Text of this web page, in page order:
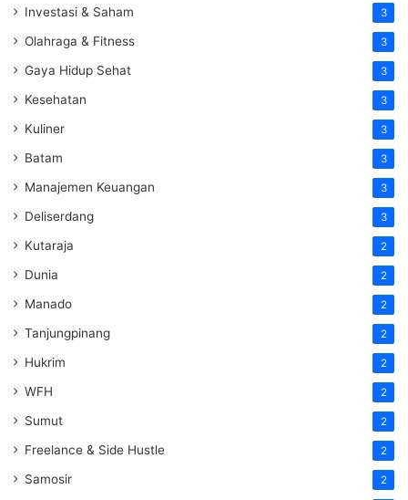
Investasi & Saham 3
Olahraga & Fitness 3
Gaya Hidup Sehat 3
Kesehatan 3
Kuliner 3
Batam 3
Manajemen Keuangan 3
Deliserdang 3
Kutaraja 2
Dunia 2
Manado 2
Tanjungpinang 2
Hukrim 2
WFH 2
Sumut 2
Freelance & Side Hustle 2
Samosir 2